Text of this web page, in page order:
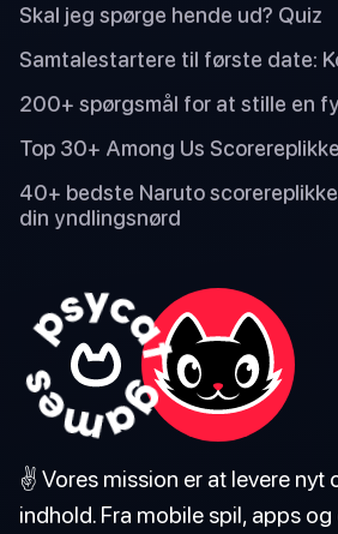
Skal jeg spørge hende ud? Quiz
Samtalestartere til første date:
200+ spørgsmål for at stille en
Top 30+ Among Us
40+ bedste Naruto
din yndlingsnørd
✌️ Vores mission er at levere nyt
indhold. Fra mobile spil, apps